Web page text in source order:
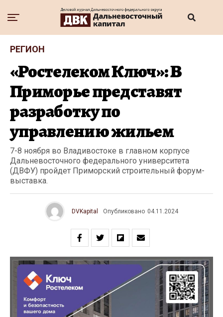
РЕГИОН
«Ростелеком Ключ»: В
Приморье представят
разработку по
управлению жильем
7-8 ноября во Владивостоке в главном корпусе
Дальневосточного федерального университета
(ДВФУ) пройдет Приморский строительный форум-
выставка.
DVKapital Опубликовано 04.11.2024